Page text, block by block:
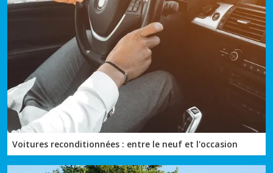
Voitures reconditionnées : entre le neuf et l'occasion